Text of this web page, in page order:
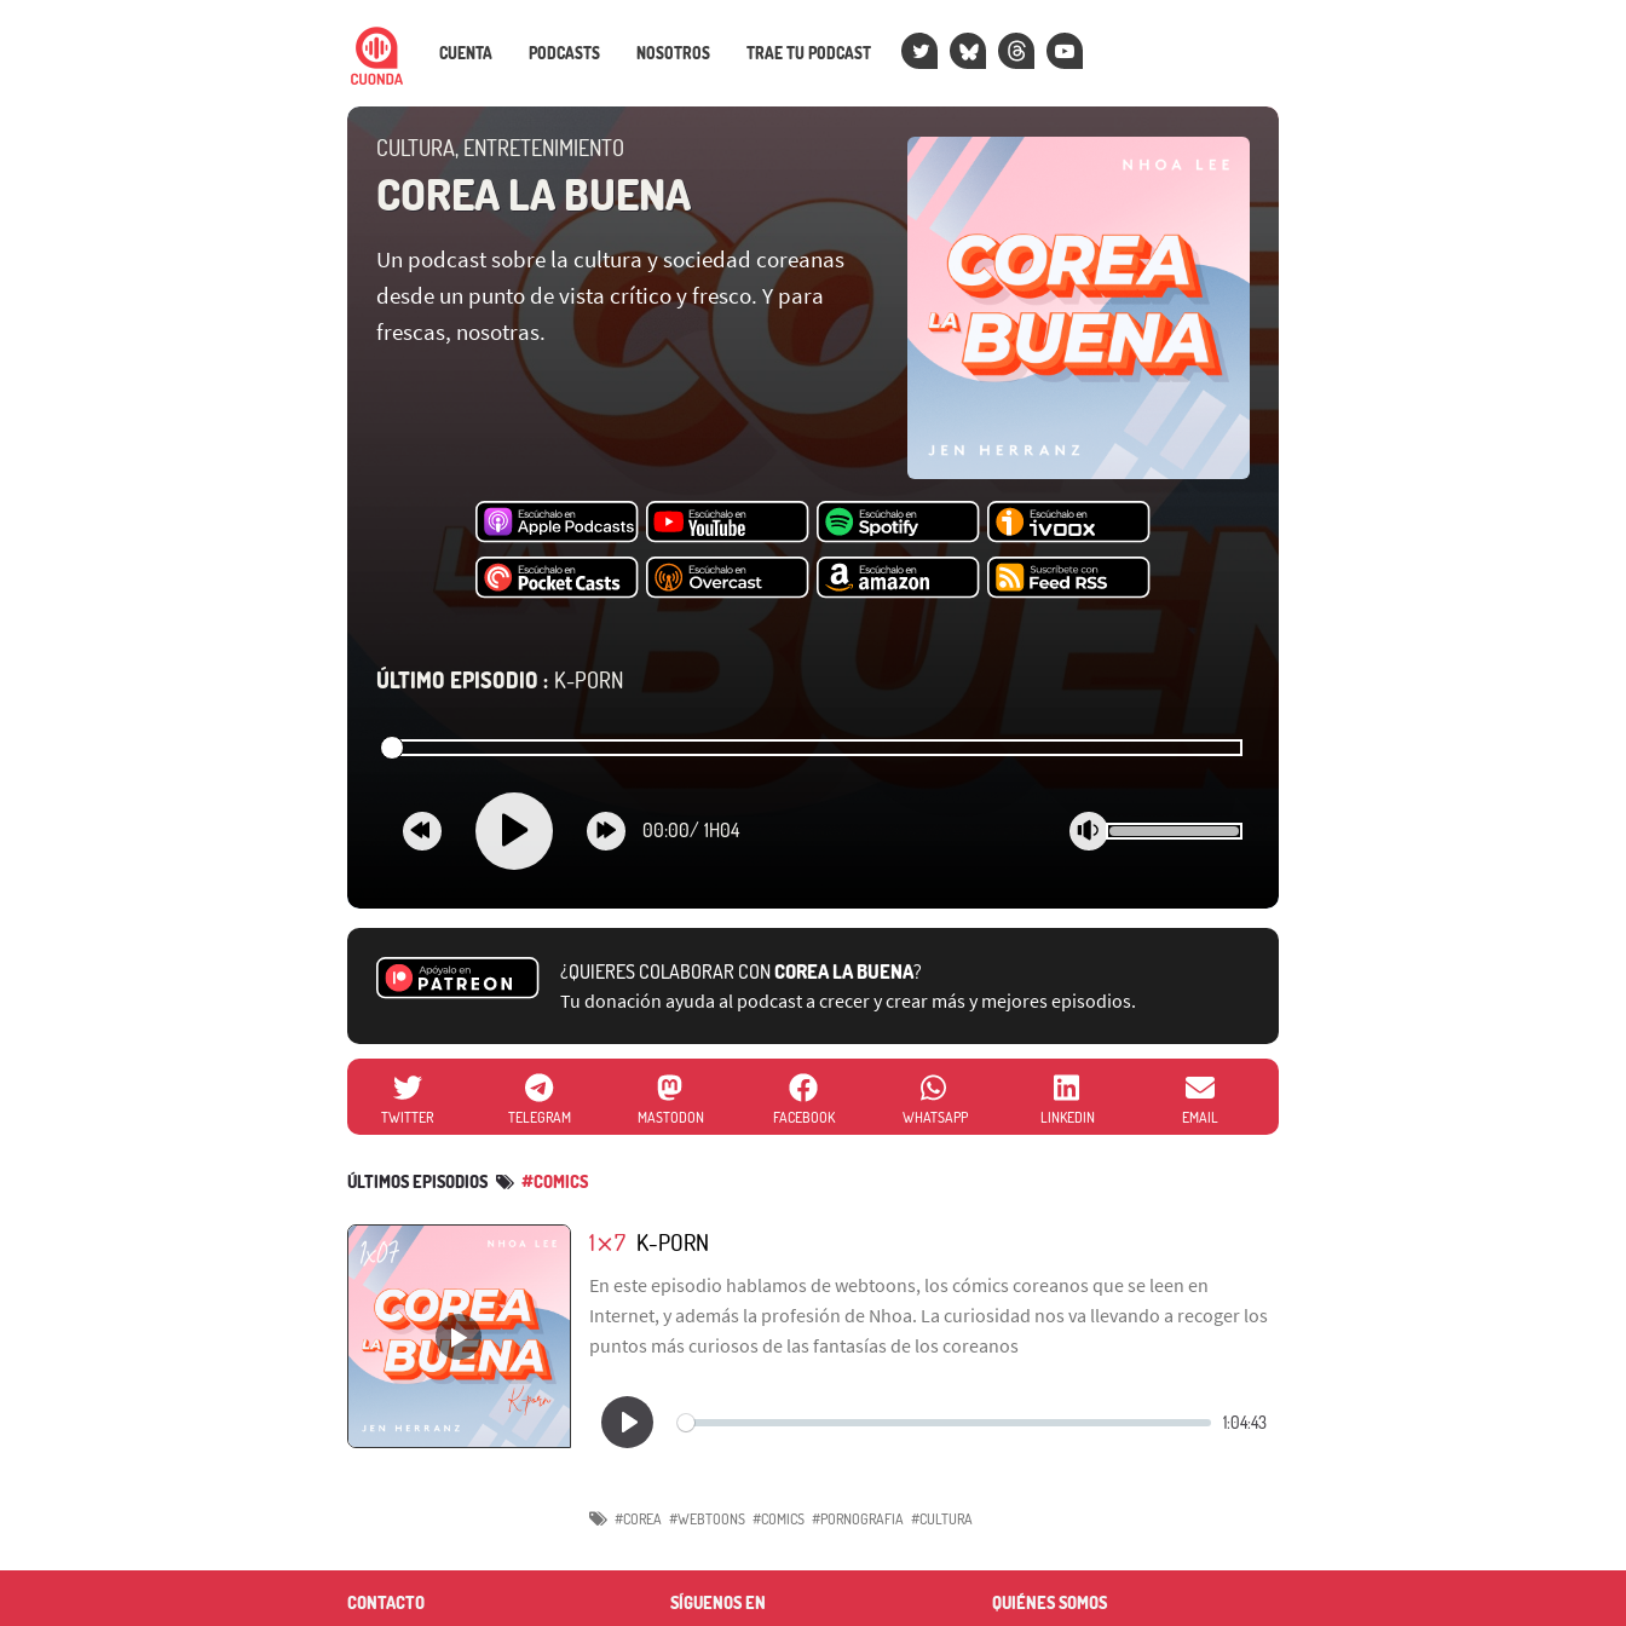
CUENTA PODCASTS NOSOTROS TRAE TU PODCAST
CULTURA, ENTRETENIMIENTO
COREA LA BUENA
Un podcast sobre la cultura y sociedad coreanas
desde un punto de vista crítico y fresco. Y para
frescas, nosotras.
ÚLTIMO EPISODIO : K-PORN
00:00/ 1H04
¿QUIERES COLABORAR CONCOREA LA BUENA?
Tu donación ayuda al podcast a crecer y crear más y mejores episodios.
TWITTER TELEGRAM MASTODON FACEBOOK WHATSAPP LINKEDIN EMAIL
ÚLTIMOS EPISODIOS #COMICS
1⨯7 K-PORN
En este episodio hablamos de webtoons, los cómics coreanos que se leen en
Internet, y además la profesión de Nhoa. La curiosidad nos va llevando a recoger los
puntos más curiosos de las fantasías de los coreanos
#COREA #WEBTOONS #COMICS #PORNOGRAFIA #CULTURA
CONTACTO SÍGUENOS EN QUIÉNES SOMOS